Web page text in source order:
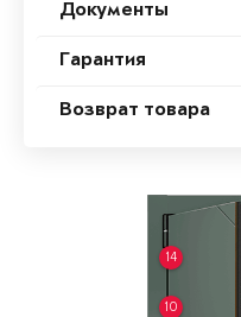
Документы
Гарантия
Возврат товара
10
14